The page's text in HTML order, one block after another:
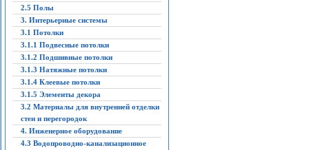
2.5 Полы
3. Интерьерные системы
3.1 Потолки
3.1.1 Подвесные потолки
3.1.2 Подшивные потолки
3.1.3 Натяжные потолки
3.1.4 Клеевые потолки
3.1.5 Элементы декора
3.2 Материалы для внутренней отделки
стен и перегородок
4. Инженерное оборудование
4.3 Водопроводно-канализационное